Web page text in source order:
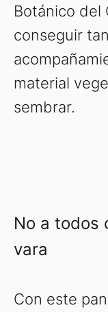
Botánico del
conseguir
material
sembrar.
No a todos
vara
Con este